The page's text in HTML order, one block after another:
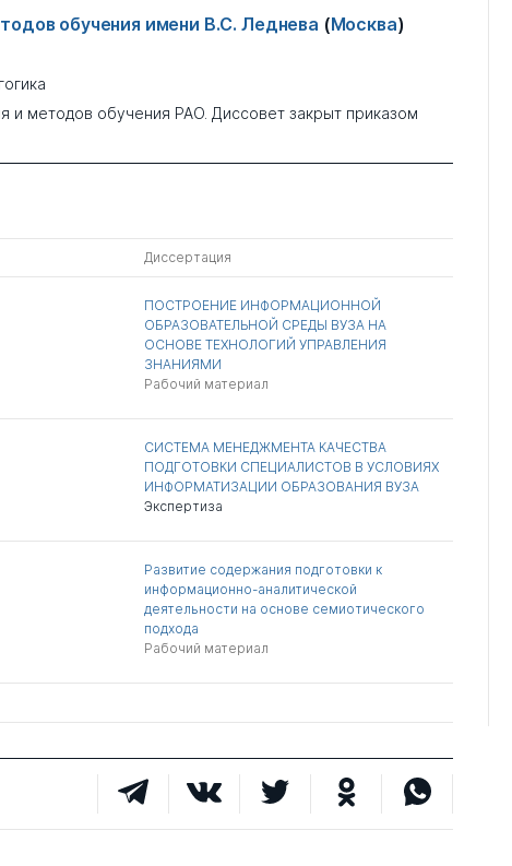
обучения имени В.С. Леднева (Москва)
и методов обучения РАО. Диссовет закрыт приказом
Диссертация
ПОСТРОЕНИЕ ИНФОРМАЦИОННОЙ
ОБРАЗОВАТЕЛЬНОЙ СРЕДЫ ВУЗА НА
ОСНОВЕ ТЕХНОЛОГИЙ УПРАВЛЕНИЯ
ЗНАНИЯМИ
Рабочий материал
СИСТЕМА МЕНЕДЖМЕНТА КАЧЕСТВА
ПОДГОТОВКИ СПЕЦИАЛИСТОВ В УСЛОВИЯХ
ИНФОРМАТИЗАЦИИ ОБРАЗОВАНИЯ ВУЗА
Экспертиза
Развитие содержания подготовки к
информационно-аналитической
деятельности на основе семиотического
подхода
Рабочий материал